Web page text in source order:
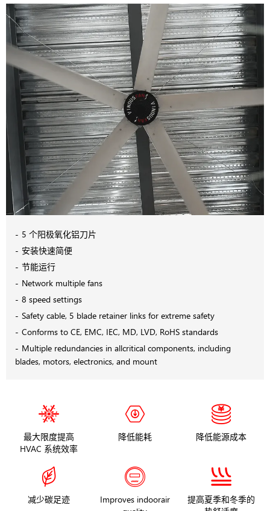
5 个阳极氧化铝刀片
安装快速简便
节能运行
Network multiple fans
8 speed settings
Safety cable, 5 blade retainer links for extreme safety
Conforms to CE, EMC, IEC, MD, LVD, RoHS standards
Multiple redundancies in allcritical components, including
blades, motors, electronics, and mount
最大限度提高
HVAC 系统效率
降低能耗 降低能源成本
减少碳足迹
Improves indoorair
提高夏季和冬季的